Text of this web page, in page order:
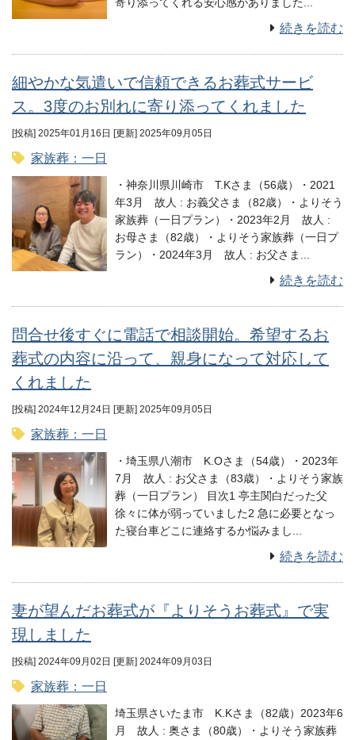
続きを読む
細やかな気遣いで信頼できるお葬式サービ
ス。3度のお別れに寄り添ってくれました
[投稿] 2025年01月16日 [更新] 2025年09月05日
家族葬：一日
・神奈川県川崎市 T.Kさま（56歳）・2021
年3月 故⼈ : お義父さま（82歳）・よりそう
家族葬（一日プラン）・2023年2月 故⼈ :
お母さま（82歳）・よりそう家族葬（一日プ
ラン）・2024年3月 故⼈ : お父さま...
続きを読む
問合せ後すぐに電話で相談開始。希望するお
葬式の内容に沿って、親身になって対応して
くれました
[投稿] 2024年12月24日 [更新] 2025年09月05日
家族葬：一日
・埼玉県八潮市 K.Oさま（54歳）・2023年
7月 故⼈ : お父さま（83歳）・よりそう家族
葬（一日プラン） 目次1 亭主関白だった父
徐々に体が弱っていました2 急に必要となっ
た寝台車どこに連絡するか悩みまし...
続きを読む
妻が望んだお葬式が『よりそうお葬式』で実
現しました
[投稿] 2024年09月02日 [更新] 2024年09月03日
家族葬：一日
埼玉県さいたま市 K.Kさま（82歳）2023年6
月 故⼈ : 奥さま（80歳）・よりそう家族葬